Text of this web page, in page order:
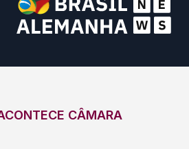
CÂMARA